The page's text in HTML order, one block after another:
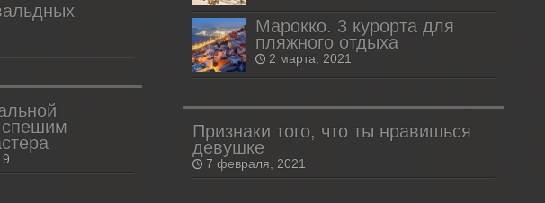
Марокко. 3 курорта для
пляжного отдыха
2 марта, 2021
Признаки того, что ты нравишься
девушке
7 февраля, 2021